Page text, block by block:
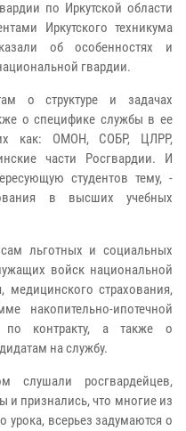
по Иркутской области
Иркутского техникума
об особенностях и
гвардии.
о структуре и задачах
о специфике службы в ее
как: ОМОН, СОБР, ЦЛРР,
части Росгвардии. И
студентов тему, -
в высших учебных
льготных и социальных
войск национальной
медицинского страхования,
накопительно-ипотечной
по контракту, а также о
на службу.
слушали росгвардейцев,
и признались, что многие из
урока, всерьез задумаются о